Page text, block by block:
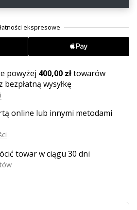
powyżej 400,00 złtowarów
wysyłkę
online lub innymi metodami
towar w ciągu 30 dni